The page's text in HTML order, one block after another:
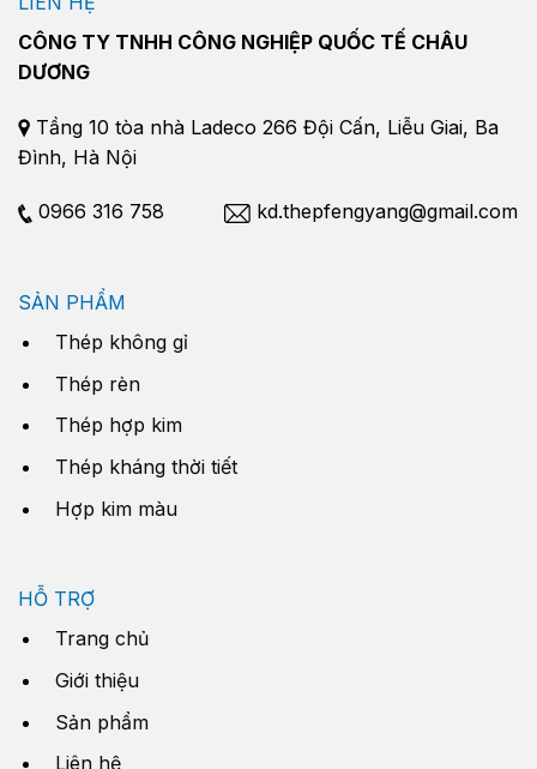
CÔNG TY TNHH CÔNG NGHIỆP QUỐC TẾ CHÂU
DƯƠNG
Tầng 10 tòa nhà Ladeco 266 Đội Cấn, Liễu Giai, Ba
Đình, Hà Nội
0966 316 758 kd.thepfengyang@gmail.com
SẢN PHẨM
Thép không gỉ
Thép rèn
Thép hợp kim
Thép kháng thời tiết
Hợp kim màu
HỖ TRỢ
Trang chủ
Giới thiệu
Sản phẩm
Liên hệ